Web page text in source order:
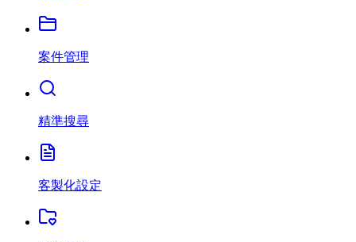
案件管理
精準搜尋
客製化設定